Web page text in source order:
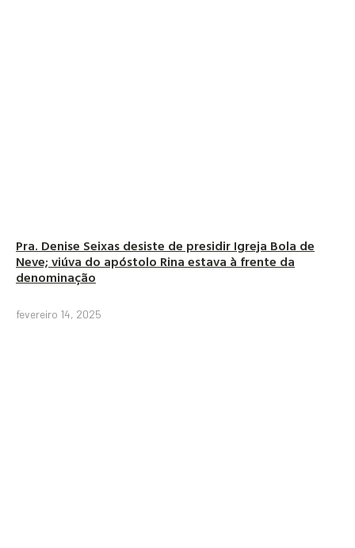
Pra. Denise Seixas desiste de presidir Igreja Bola de
Neve; viúva do apóstolo Rina estava à frente da
denominação
fevereiro 14, 2025